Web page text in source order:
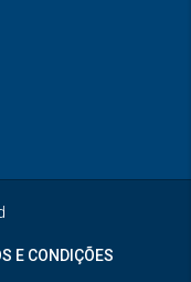
E CONDIÇÕES